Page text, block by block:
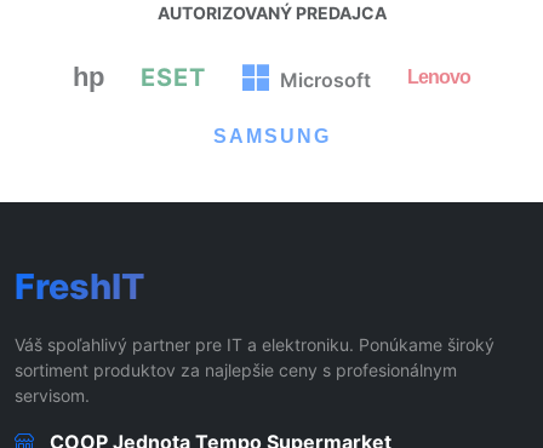
⏳
AUTORIZOVANÝ PREDAJCA
hp ESET Microsoft Lenovo
SAMSUNG
FreshIT
Váš spoľahlivý partner pre IT a elektroniku. Ponúkame široký
sortiment produktov za najlepšie ceny s profesionálnym
servisom.
COOP Jednota Tempo Supermarket